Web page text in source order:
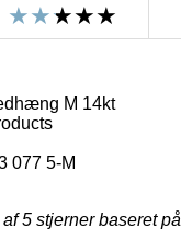
M 14kt
077 5-M
5 stjerner baseret på